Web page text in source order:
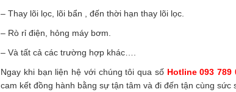
– Thay lõi lọc, lõi bẩn , đến thời hạn thay lõi lọc.
– Rò rỉ điện, hỏng máy bơm.
– Và tất cả các trường hợp khác….
Ngay khi bạn liện hệ với chúng tôi qua số Hotline 093 789
cam kết đồng hành bằng sự tận tâm và đi đến tận cùng